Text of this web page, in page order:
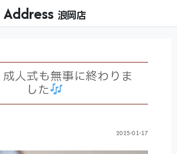
Address 浪岡店
人式も無事に終わりま
した
2025-01-17